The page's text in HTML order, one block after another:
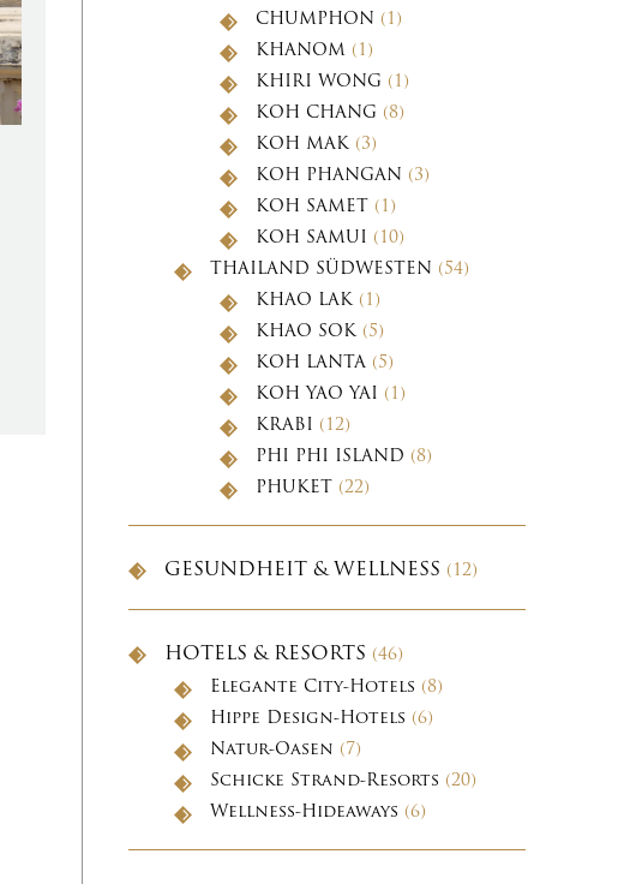
CHUMPHON (1)
KHANOM (1)
KHIRI WONG (1)
KOH CHANG (8)
KOH MAK(3)
KOH PHANGAN (3)
KOH SAMET (1)
KOH SAMUI (10)
THAILAND SÜDWESTEN (54)
KHAO LAK(1)
KHAO SOK(5)
KOH LANTA (5)
KOH YAO YAI (1)
KRABI (12)
PHI PHI ISLAND (8)
PHUKET (22)
GESUNDHEIT & WELLNESS (12)
HOTELS & RESORTS (46)
Elegante City-Hotels (8)
Hippe Design-Hotels (6)
Natur-Oasen (7)
Schicke Strand-Resorts (20)
Wellness-Hideaways (6)